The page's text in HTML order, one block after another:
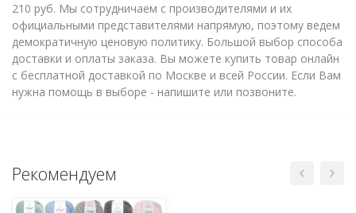
210 руб. Мы сотрудничаем с производителями и их
официальными представителями напрямую, поэтому ведем
демократичную ценовую политику. Большой выбор способа
доставки и оплаты заказа. Вы можете купить товар онлайн
с бесплатной доставкой по Москве и всей России. Если Вам
нужна помощь в выборе - напишите или позвоните.
Рекомендуем